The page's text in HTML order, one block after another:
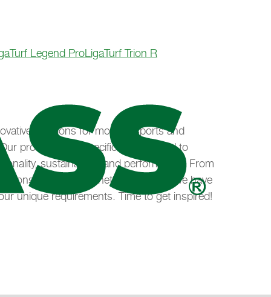
Legend ProLigaTurf Trion R
solutions for modern sports and
products are specifically designed to
sustainability, and performance. From
to smart synthetic surfaces – we have
unique requirements. Time to get inspired!